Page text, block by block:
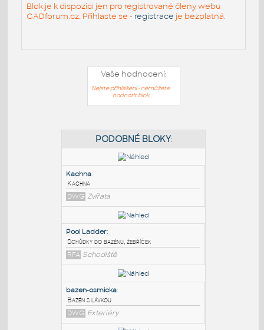
Blok je k dispozici jen pro registrované členy webu
CADforum.cz. Přihlaste se - registrace je bezplatná.
Vaše hodnocení:
Nejste přihlášeni - nemůžete
hodnotit blok
PODOBNÉ BLOKY
Kachna:
DWG Zvířata